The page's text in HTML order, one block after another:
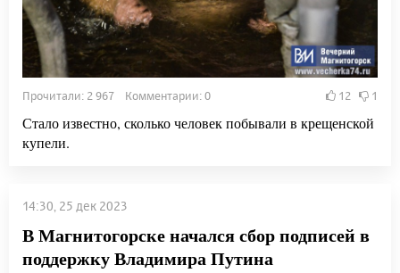
Прочитали: 2 967 Комментарии: 0 12 1
Стало известно, сколько человек побывали в крещенской
купели.
14:30, 25 дек 2023
В Магнитогорске начался сбор подписей в
поддержку Владимира Путина